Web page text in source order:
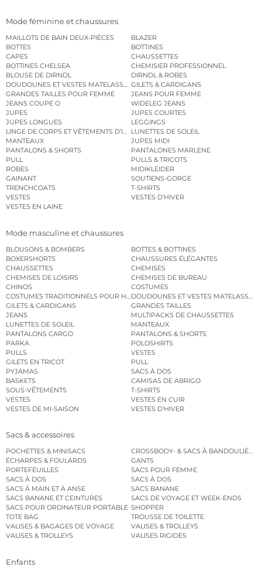
Mode féminine et chaussures
MAILLOTS DE BAIN DEUX-PIÈCES
BLAZER
BOTTES
BOTTINES
CAPES
CHAUSSETTES
BOTTINES CHELSEA
CHEMISIER PROFESSIONNEL
BLOUSE DE DIRNDL
DIRNDL & ROBES
DOUDOUNES ET VESTES MATELASSÉESGILETS & CARDIGANS
GRANDES TAILLES POUR FEMME
JEANS POUR FEMME
JEANS COUPE O
WIDELEG JEANS
JUPES
JUPES COURTES
JUPES LONGUES
LEGGINGS
LINGE DE CORPS ET VÊTEMENTS D’INTÉRIEURLUNETTES DE SOLEIL
MANTEAUX
JUPES MIDI
PANTALONS & SHORTS
PANTALONES MARLENE
PULL
PULLS & TRICOTS
ROBES
MIDIKLEIDER
GAINANT
SOUTIENS-GORGE
TRENCHCOATS
T-SHIRTS
VESTES
VESTES D’HIVER
VESTES EN LAINE
Mode masculine et chaussures
BLOUSONS & BOMBERS
BOTTES & BOTTINES
BOXERSHORTS
CHAUSSURES ÉLÉGANTES
CHAUSSETTES
CHEMISES
CHEMISES DE LOISIRS
CHEMISES DE BUREAU
CHINOS
COSTUMES
COSTUMES TRADITIONNELS POUR HOMMEDOUDOUNES ET VESTES MATELASSÉES
GILETS & CARDIGANS
GRANDES TAILLES
JEANS
MULTIPACKS DE CHAUSSETTES
LUNETTES DE SOLEIL
MANTEAUX
PANTALONS CARGO
PANTALONS & SHORTS
PARKA
POLOSHIRTS
PULLS
VESTES
GILETS EN TRICOT
PULL
PYJAMAS
SACS À DOS
BASKETS
CAMISAS DE ABRIGO
SOUS-VÊTEMENTS
T-SHIRTS
VESTES
VESTES EN CUIR
VESTES DE MI-SAISON
VESTES D’HIVER
Sacs & accessoires
POCHETTES & MINISACS
CROSSBODY- & SACS À BANDOULIÈRE
ÉCHARPES & FOULARDS
GANTS
PORTEFEUILLES
SACS POUR FEMME
SACS À DOS
SACS À DOS
SACS À MAIN ET À ANSE
SACS BANANE
SACS BANANE ET CEINTURES
SACS DE VOYAGE ET WEEK-ENDS
SACS POUR ORDINATEUR PORTABLE SHOPPER
TOTE BAG
TROUSSE DE TOILETTE
VALISES & BAGAGES DE VOYAGE
VALISES & TROLLEYS
VALISES & TROLLEYS
VALISES RIGIDES
Enfants